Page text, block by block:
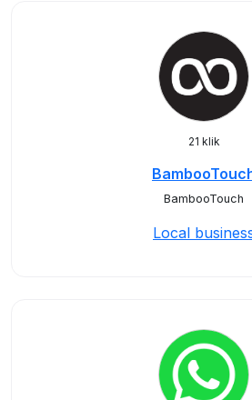
21 klik
BambooTouch
Local